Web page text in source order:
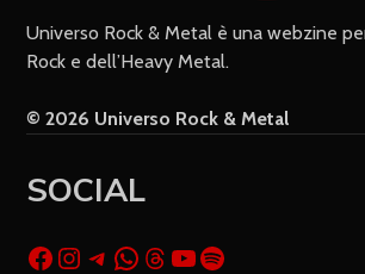
Universo Rock & Metal è una webzine
Rock e dell’Heavy Metal.
© 2026 Universo Rock & Metal
SOCIAL